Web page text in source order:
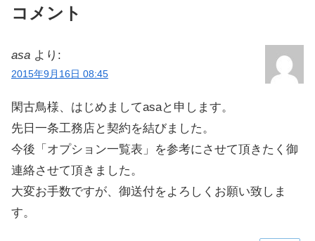
コメント
asa より:
2015年9月16日 08:45
閑古鳥様、はじめましてasaと申します。
先日一条工務店と契約を結びました。
今後「オプション一覧表」を参考にさせて頂きたく御
連絡させて頂きました。
大変お手数ですが、御送付をよろしくお願い致しま
す。